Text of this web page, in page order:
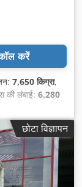
करें
7,650 किग्रा,
की लंबाई: 6,280
235 / 75 R
, सामने के टायर का
75 R 17,5
, चालक
एबीएस,
छोटा विज्ञापन